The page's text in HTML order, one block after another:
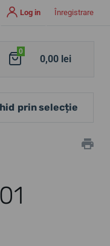
Log in Înregistrare
0
0,00 lei
prin selecție